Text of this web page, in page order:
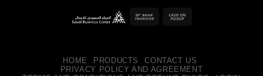
Bank
HOME PRODUCTS
CONTACT US
PRIVACY POLICY AND AGREEMENT